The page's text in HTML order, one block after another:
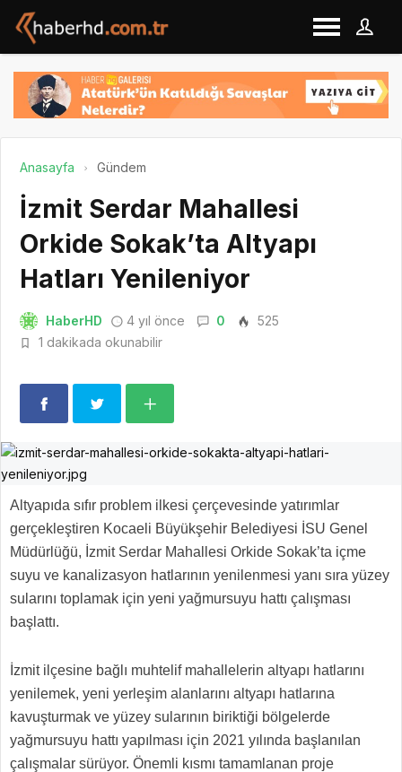
Anasayfa Gündem
İzmit Serdar Mahallesi
Orkide Sokak’ta Altyapı
Hatları Yenileniyor
HaberHD 4 yıl önce 0
525
1 dakikada okunabilir
Altyapıda sıfır problem ilkesi çerçevesinde yatırımlar
gerçekleştiren Kocaeli Büyükşehir Belediyesi İSU Genel
Müdürlüğü, İzmit Serdar Mahallesi Orkide Sokak’ta içme
suyu ve kanalizasyon hatlarının yenilenmesi yanı sıra yüzey
sularını toplamak için yeni yağmursuyu hattı çalışması
başlattı.
İzmit ilçesine bağlı muhtelif mahallelerin altyapı hatlarını
yenilemek, yeni yerleşim alanlarını altyapı hatlarına
kavuşturmak ve yüzey sularının biriktiği bölgelerde
yağmursuyu hattı yapılması için 2021 yılında başlanılan
çalışmalar sürüyor. Önemli kısmı tamamlanan proje